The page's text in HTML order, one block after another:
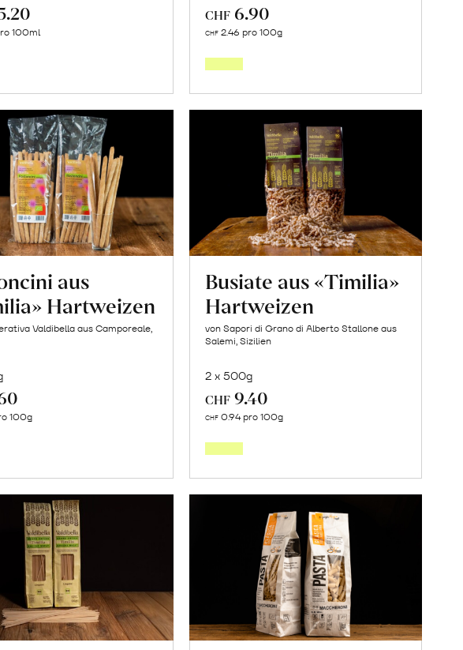
100ml
CHF 6.90
CHF 2.46 pro 100g
aus
Hartweizen
Valdibella aus Camporeale,
100g
Busiate aus «Timilia»
Hartweizen
von Sapori di Grano di Alberto Stallone aus
Salemi, Sizilien
2 x 500g
CHF 9.40
CHF 0.94 pro 100g